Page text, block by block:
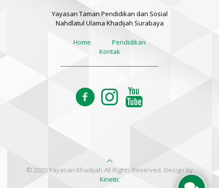
Yayasan Taman Pendidikan dan Sosial
Nahdlatul Ulama Khadijah Surabaya
Home
Pendidikan
Kontak
© 2020 Yayasan Khadijah All Rights Reserved. Design by
Kinetic